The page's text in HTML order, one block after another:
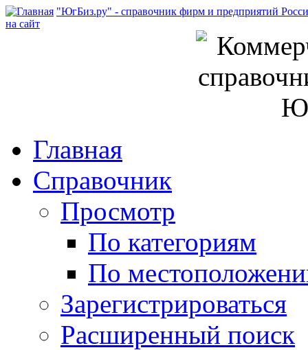
"ЮгБиз.ру" - справочник фирм и предприятий
на сайт
Главная
Справочник
Просмотр
По категориям
По
Зарегистрироваться
Расширенный поиск